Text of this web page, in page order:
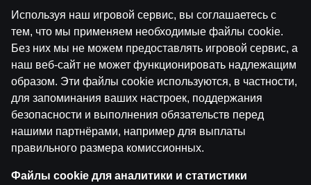
Назад
Используя наш игровой сервис, вы соглашаетесь с
тем, что мы применяем необходимые файлы cookie.
Без них мы не можем предоставлять игровой сервис, а
наш веб-сайт не может функционировать надлежащим
образом. Эти файлы cookie используются, в частности,
для запоминания ваших настроек, поддержания
безопасности и выполнения обязательств перед
нашими партнёрами, например для выплаты
правильного размера комиссионных.
Файлы cookie для аналитики и статистики